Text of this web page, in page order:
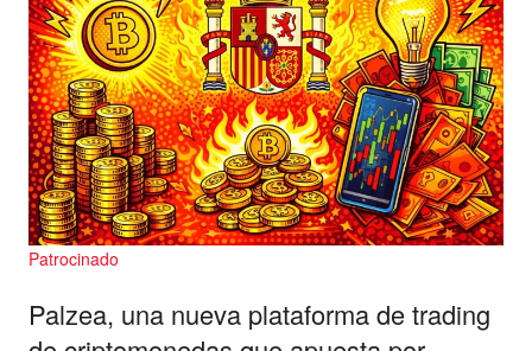
Patrocinado
Palzea, una nueva plataforma de trading